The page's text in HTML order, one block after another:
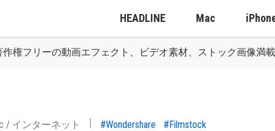
HEADLINE Mac
作権フリーの動画エフェクト、ビデオ素材、ストック画像満載
/ インターネット #Wondershare #Filmstock